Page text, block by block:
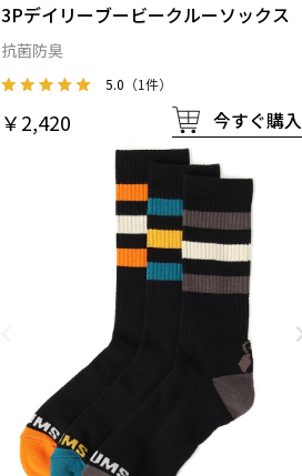
3Pデイリーブービークルーソックス
抗菌防臭
5.0 （1件）
￥2,420 今すぐ購入